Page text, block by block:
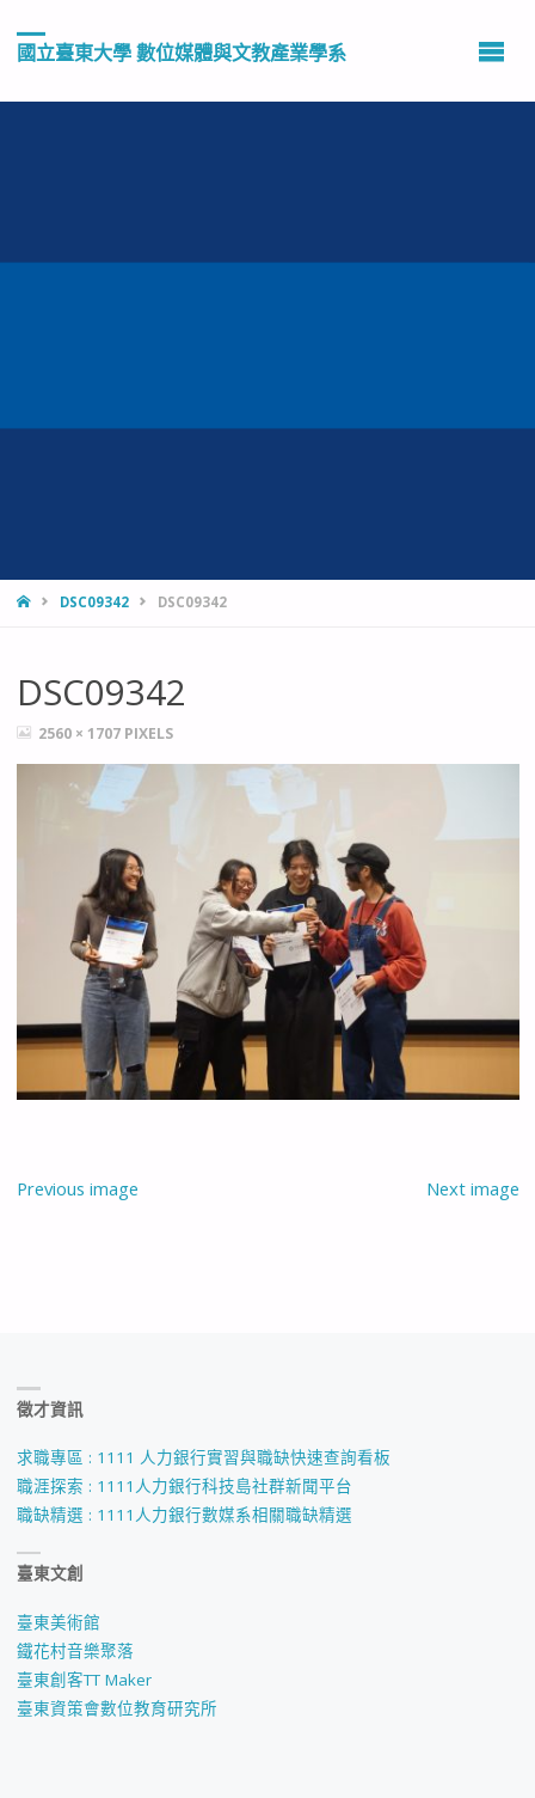
國立臺東大學 數位媒體與文教產業學系
HOMEDSC09342 DSC09342
DSC09342
FULL2560 × 1707 PIXELS
Previous image Next image
徵才資訊
求職專區 : 1111 人力銀行實習與職缺快速查詢看板
職涯探索 : 1111人力銀行科技島社群新聞平台
職缺精選 : 1111人力銀行數媒系相關職缺精選
臺東文創
臺東美術館
鐵花村音樂聚落
臺東創客TT Maker
臺東資策會數位教育研究所